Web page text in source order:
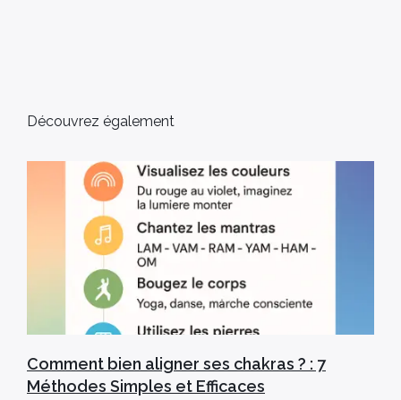
Découvrez également
Comment bien aligner ses chakras ? : 7
Méthodes Simples et Efficaces